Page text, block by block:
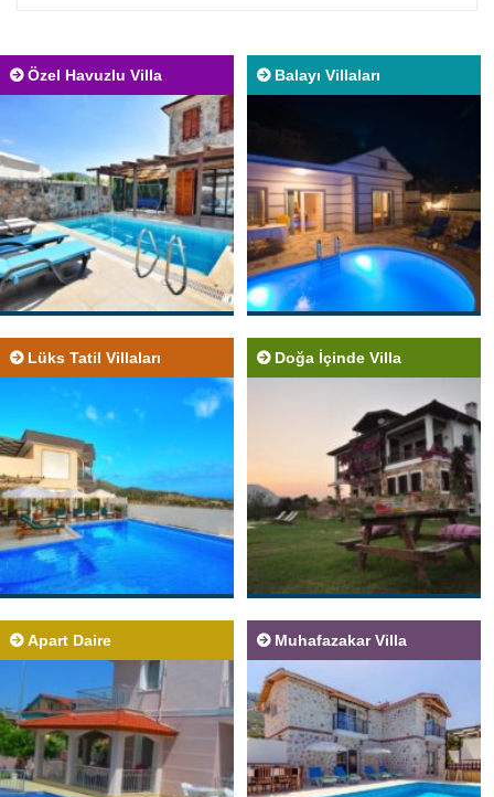
Özel Havuzlu Villa Balayı Villaları
Lüks Tatil Villaları Doğa İçinde Villa
Apart Daire Muhafazakar Villa